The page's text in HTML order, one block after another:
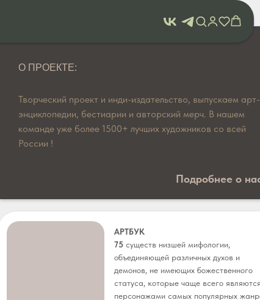
О ПРОЕКТЕ:
Творческий проект и инди-издательство, выпускаем арт-
энциклопедии, бестиарии и авторский мерч. В нашем
команде уже более 1500+ лучших художников со всей
России !
Подробнее о
АРТБУК
75 существ низшей мифологии,
объединяющей различных духов и
демонов, не имеющих божественного
статуса, которые чаще всего
персонажами самых популярных